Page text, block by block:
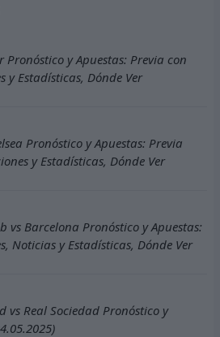
Pronóstico y Apuestas: Previa con
y Estadísticas, Dónde Ver
Pronóstico y Apuestas: Previa
y Estadísticas, Dónde Ver
vs Barcelona Pronóstico y Apuestas:
Noticias y Estadísticas, Dónde Ver
vs Real Sociedad Pronóstico y